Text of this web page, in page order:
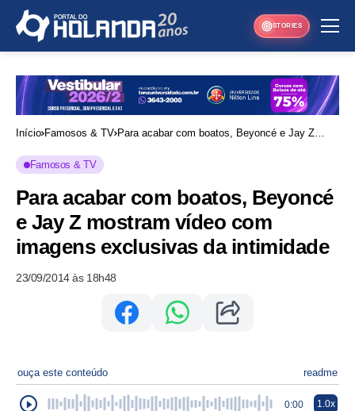
STORIES
Início Famosos & TV Para acabar com boatos, Beyoncé e Jay Z
Famosos & TV
Para acabar com boatos, Beyoncé
e Jay Z mostram vídeo com
imagens exclusivas da intimidade
23/09/2014 às 18h48
ouça este conteúdo readme
0:00 1.0x